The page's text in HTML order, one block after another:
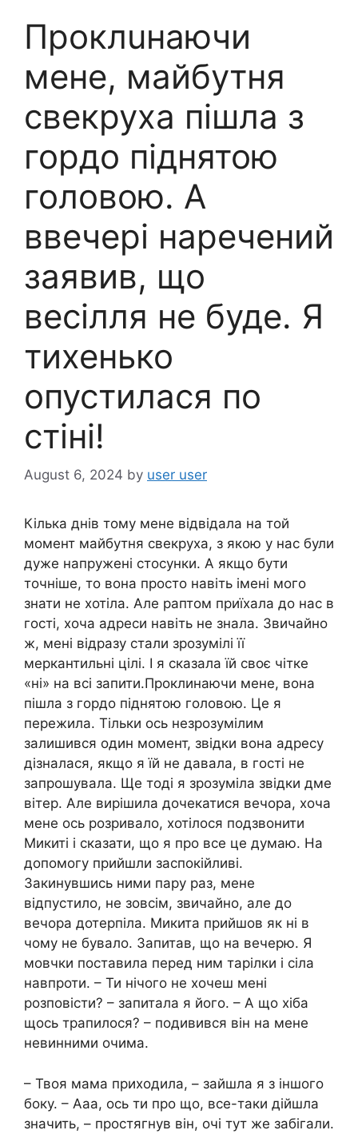
Проклuнаючи
мене, майбутня
свекруха пішла з
гордо піднятою
головою. А
ввечері наречений
заявив, що
весілля не буде. Я
тихенько
опустилася по
стіні!
August 6, 2024 by user user
Кілька днів тому мене відвідала на той
момент майбутня свекруха, з якою у нас були
дуже напружені стосунки. А якщо бути
точніше, то вона просто навіть імені мого
знати не хотіла. Але раптом приїхала до нас в
гості, хоча адреси навіть не знала. Звичайно
ж, мені відразу стали зрозумілі її
меркантильні цілі. І я сказала їй своє чітке
«ні» на всі запити.Проклинаючи мене, вона
пішла з гордо піднятою головою. Це я
пережила. Тільки ось незрозумілим
залишився один момент, звідки вона адресу
дізналася, якщо я їй не давала, в гості не
запрошувала. Ще тоді я зрозуміла звідки дме
вітер. Але вирішила дочекатися вечора, хоча
мене ось розривало, хотілося подзвонити
Микиті і сказати, що я про все це думаю. На
допомогу прийшли заспокійливі.
Закинувшись ними пару раз, мене
відпустило, не зовсім, звичайно, але до
вечора дотерпіла. Микита прийшов як ні в
чому не бувало. Запитав, що на вечерю. Я
мовчки поставила перед ним тарілки і сіла
навпроти. – Ти нічого не хочеш мені
розповісти? – запитала я його. – А що хіба
щось трапилося? – подивився він на мене
невинними очима.
– Твоя мама приходила, – зайшла я з іншого
боку. – Ааа, ось ти про що, все-таки дійшла
значить, – простягнув він, очі тут же забігали.